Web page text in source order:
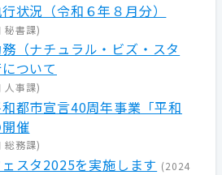
状況（令和６年８月分）
秘書課)
（ナチュラル・ビズ・スタ
ついて
人事課)
都市宣言40周年事業「平和
催
総務課)
スタ2025を実施します (2024